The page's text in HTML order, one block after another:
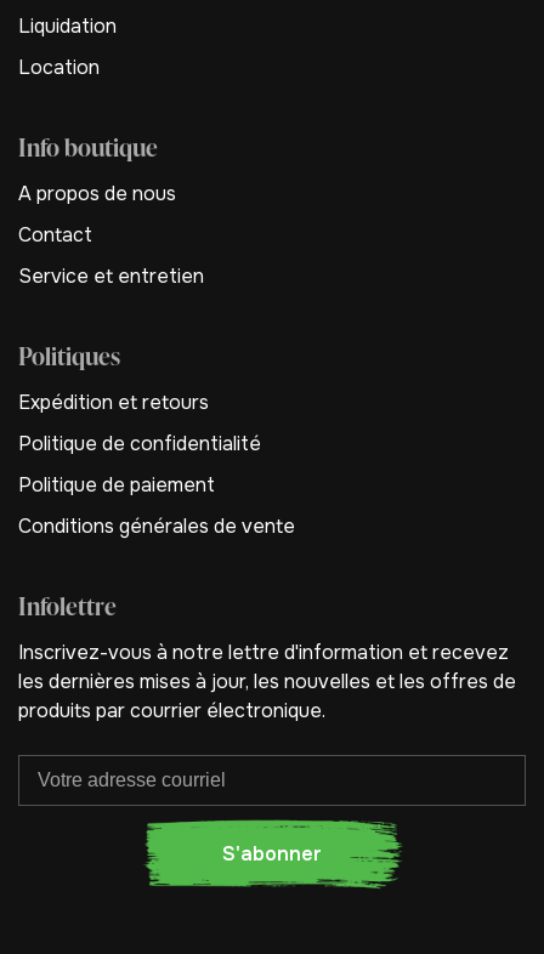
Liquidation
Location
Info boutique
A propos de nous
Contact
Service et entretien
Politiques
Expédition et retours
Politique de confidentialité
Politique de paiement
Conditions générales de vente
Infolettre
Inscrivez-vous à notre lettre d'information et recevez
les dernières mises à jour, les nouvelles et les offres de
produits par courrier électronique.
S'abonner